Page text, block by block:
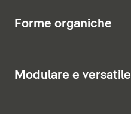
5
Forme organiche
7
Modulare e versatile